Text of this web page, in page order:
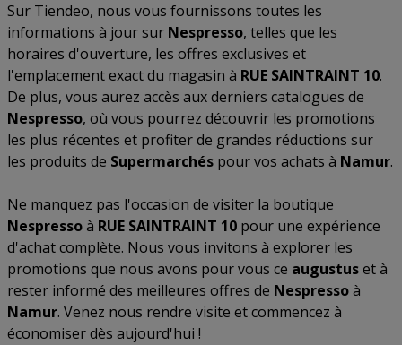
Sur Tiendeo, nous vous fournissons toutes les
informations à jour sur Nespresso, telles que les
horaires d'ouverture, les offres exclusives et
l'emplacement exact du magasin à RUE SAINTRAINT 10.
De plus, vous aurez accès aux derniers catalogues de
Nespresso, où vous pourrez découvrir les promotions
les plus récentes et profiter de grandes réductions sur
les produits de Supermarchés pour vos achats à Namur.
Ne manquez pas l'occasion de visiter la boutique
Nespressoà RUE SAINTRAINT 10 pour une expérience
d'achat complète. Nous vous invitons à explorer les
promotions que nous avons pour vous ce augustuset à
rester informé des meilleures offres de Nespressoà
Namur. Venez nous rendre visite et commencez à
économiser dès aujourd'hui !